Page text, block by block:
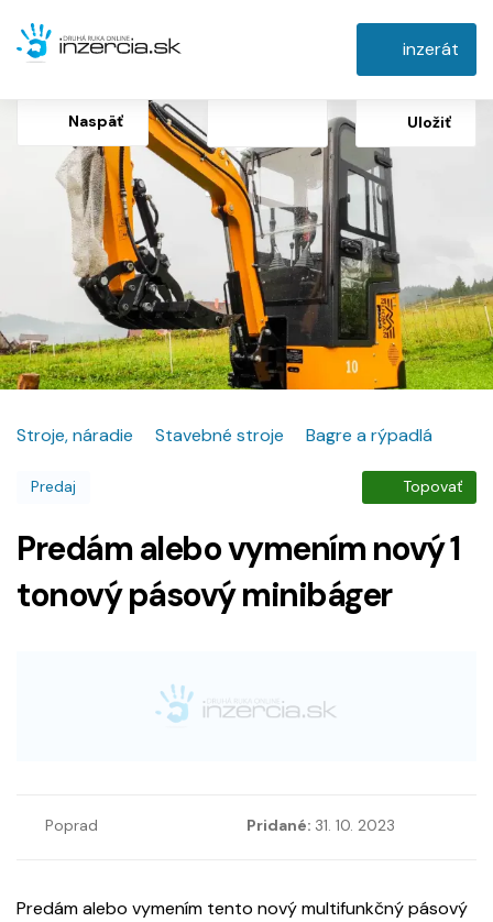
inzerát
Naspäť Uložiť
Stroje, náradie Stavebné stroje Bagre a rýpadlá
Predaj Topovať
Predám alebo vymením nový 1
tonový pásový minibáger
Poprad Pridané: 31. 10. 2023
Predám alebo vymením tento nový multifunkčný pásový